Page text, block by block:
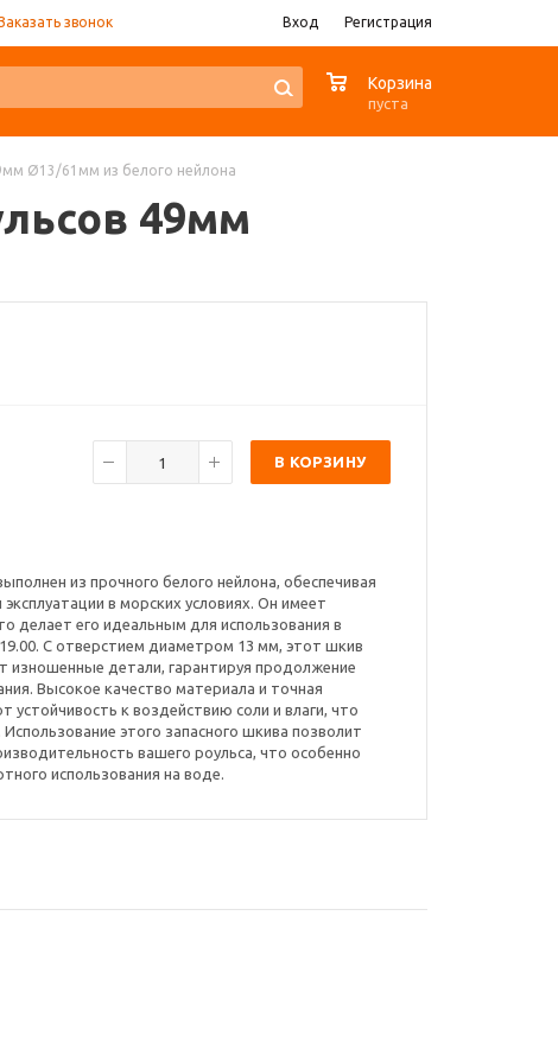
звонок Вход Регистрация
Корзина
пуста
Ø13/61мм из белого нейлона
49мм
В КОРЗИНУ
из прочного белого нейлона, обеспечивая
в морских условиях. Он имеет
делает его идеальным для использования в
С отверстием диаметром 13 мм, этот шкив
изношенные детали, гарантируя продолжение
Высокое качество материала и точная
устойчивость к воздействию соли и влаги, что
этого запасного шкива позволит
вашего роульса, что особенно
использования на воде.